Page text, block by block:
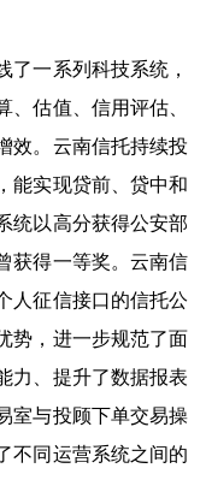
了一系列科技系统，
估值、信用评估、
效。云南信托持续投
能实现贷前、贷中和
统以高分获得公安部
获得一等奖。云南信
人征信接口的信托公
势，进一步规范了面
力、提升了数据报表
室与投顾下单交易操
不同运营系统之间的